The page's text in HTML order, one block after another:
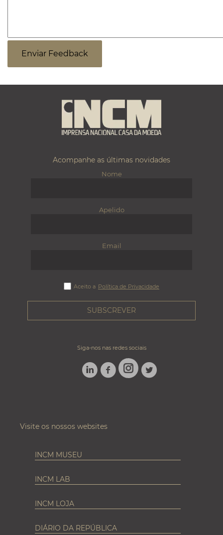
Acompanhe as últimas novidades
Nome
Apelido
Email
Aceito a Política de Privacidade
Siga-nos nas redes sociais
LINKEDINFACEBOOK
INSTAGRAM
TWITTER
Visite os nossos websites
INCM MUSEU
INCM LAB
INCM LOJA
DIÁRIO DA REPÚBLICA